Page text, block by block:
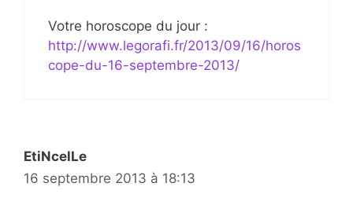
Votre horoscope du jour :
http://www.legorafi.fr/2013/09/16/horos
cope-du-16-septembre-2013/
EtiNcelLe
16 septembre 2013 à 18:13